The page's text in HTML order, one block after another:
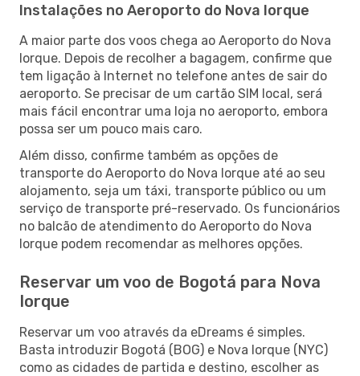
Instalações no Aeroporto do Nova Iorque
A maior parte dos voos chega ao Aeroporto do Nova
Iorque. Depois de recolher a bagagem, confirme que
tem ligação à Internet no telefone antes de sair do
aeroporto. Se precisar de um cartão SIM local, será
mais fácil encontrar uma loja no aeroporto, embora
possa ser um pouco mais caro.
Além disso, confirme também as opções de
transporte do Aeroporto do Nova Iorque até ao seu
alojamento, seja um táxi, transporte público ou um
serviço de transporte pré-reservado. Os funcionários
no balcão de atendimento do Aeroporto do Nova
Iorque podem recomendar as melhores opções.
Reservar um voo de Bogotá para Nova
Iorque
Reservar um voo através da eDreams é simples.
Basta introduzir Bogotá (BOG) e Nova Iorque (NYC)
como as cidades de partida e destino, escolher as